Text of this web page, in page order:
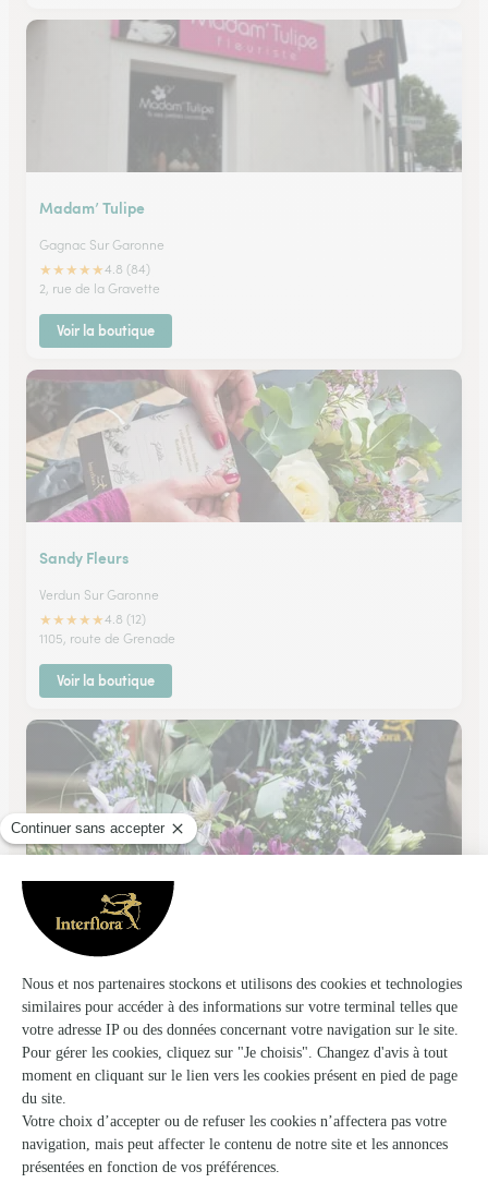
Madam’ Tulipe
Gagnac Sur Garonne
★★★★★4.8 (84)
2, rue de la Gravette
Voir la boutique
Sandy Fleurs
Verdun Sur Garonne
★★★★★4.8 (12)
1105, route de Grenade
Voir la boutique
Babifleur
Gimont
86, rue nationale
Voir la boutique